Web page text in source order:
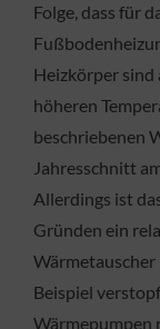
Folge, dass für
Heizkörper sind
höheren
beschriebenen
Jahresschnitt
Allerdings ist
Gründen ein
Wärmetauscher
Beispiel
Wärmepumpen